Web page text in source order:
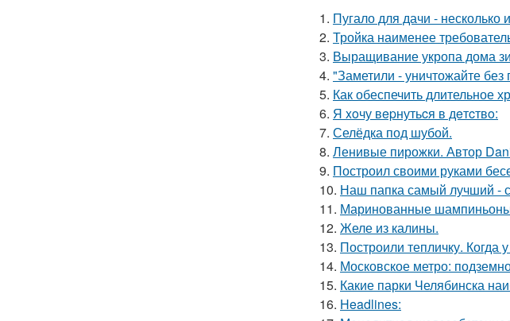
1. Пугало для дачи - несколько
2. Тройка наименее
3. Выращивание укропа дома
4. "Заметили - уничтожайте
5. Как обеспечить длительное
6. Я xoчу вepнутьcя в дeтcтвo:
7. Селёдка под шубой.
8. Ленивые пирожки. Автор
9. Построил своими руками
10. Наш папка самый лучший -
11. Маринованные
12. Желе из калины.
13. Построили тепличку. Когда
14. Московское метро:
15. Какие парки Челябинска
16. Headlines: